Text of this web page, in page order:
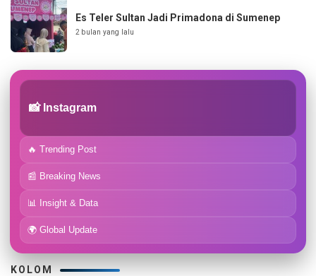
Es Teler Sultan Jadi Primadona di Sumenep
2 bulan yang lalu
📸 Instagram
🔥 Trending Post
📰 Breaking News
📊 Insight & Data
🌍 Global Update
KOLOM